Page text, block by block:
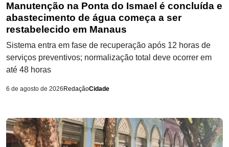
Manutenção na Ponta do Ismael é concluída e
abastecimento de água começa a ser
restabelecido em Manaus
Sistema entra em fase de recuperação após 12 horas de
serviços preventivos; normalização total deve ocorrer em
até 48 horas
6 de agosto de 2026 RedaçãoCidade